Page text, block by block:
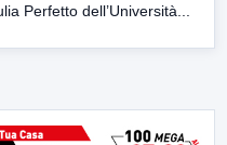
Perfetto dell’Università...